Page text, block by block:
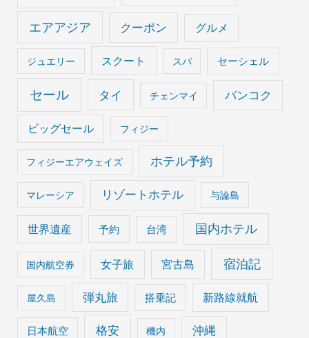
エアアジア クーポン グルメ
ジュエリー スクート スパ セーシェル
セール タイ チェンマイ バンコク
ビッグセール フィジー
フィジーエアウェイズ ホテル予約
マレーシア リゾートホテル 与論島
世界遺産 予約 台湾 国内ホテル
国内航空券 女子旅 宮古島 宿泊記
屋久島 弾丸旅 搭乗記 新路線就航
日本航空 格安 機内 沖縄